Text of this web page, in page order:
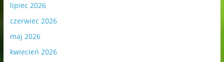
lipiec 2026
czerwiec 2026
maj 2026
kwiecień 2026